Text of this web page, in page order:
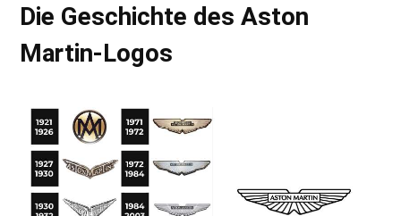
Die Geschichte des Aston
Martin-Logos